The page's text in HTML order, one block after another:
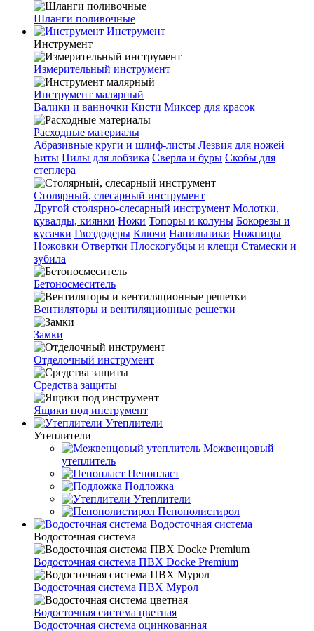
Шланги поливочные
Инструмент
Инструмент
Измерительный инструмент
Инструмент малярный
Валики и ванночки Кисти Миксер для красок
Расходные материалы
Абразивные круги и шлиф-листы Лезвия для ножей
Биты Пилы для лобзика Сверла и буры Скобы для
степлера
Столярный, слесарный инструмент
Другой столярно-слесарный инструмент Молотки,
кувалды, киянки Ножи Топоры и колуны Бокорезы и
кусачки Гвоздодеры Ключи Напильники Ножницы
Ножовки Отвертки Плоскогубцы и клещи Стамески и
зубила
Бетоносмеситель
Вентиляторы и вентиляционные решетки
Замки
Отделочный инструмент
Средства защиты
Ящики под инструмент
Утеплители
Утеплители
Межвенцовый
утеплитель
Пенопласт
Подложка
Утеплители
Пенополистирол
Водосточная система
Водосточная система
Водосточная система ПВХ Docke Premium
Водосточная система ПВХ Мурол
Водосточная система цветная
Водосточная система оцинкованная